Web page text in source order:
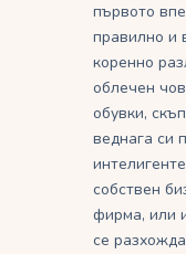
първото
правилно и
коренно
облечен
обувки,
веднага си
собствен
фирма, или
се